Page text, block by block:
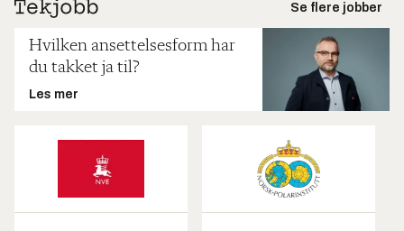
Se flere jobber
Hvilken ansettelsesform har
du takket ja til?
Les mer